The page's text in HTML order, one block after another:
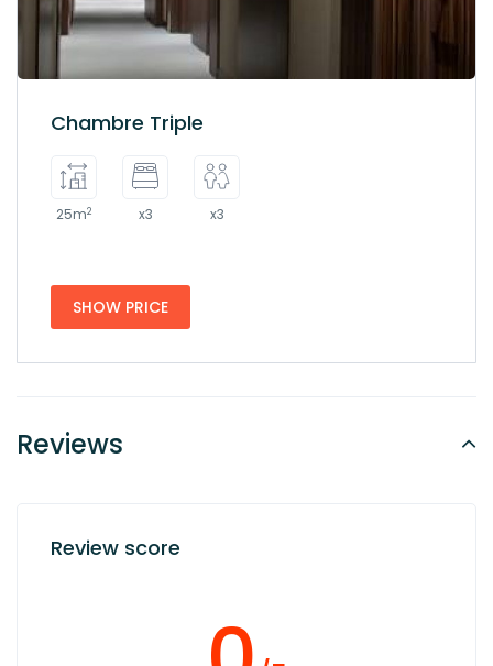
Chambre Triple
25m2 x3 x3
SHOW PRICE
Reviews
Review score